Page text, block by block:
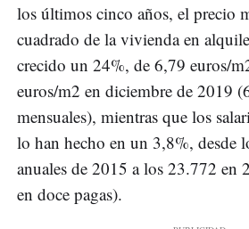
los últimos cinco años, el precio
cuadrado de la vivienda en
crecido un 24%, de 6,79 euros/
euros/m2 en diciembre de 2019
mensuales), mientras que los
lo han hecho en un 3,8%, desde
anuales de 2015 a los 23.772 en
en doce pagas).